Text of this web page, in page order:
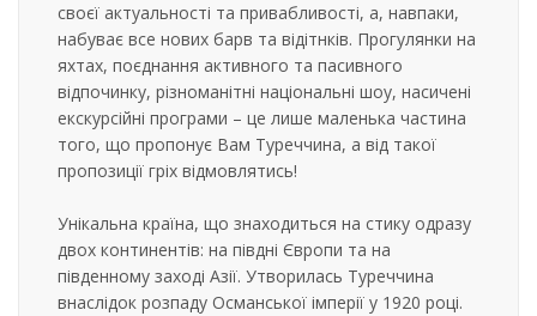
своєї актуальності та привабливості, а, навпаки,
набуває все нових барв та відітнків. Прогулянки на
яхтах, поєднання активного та пасивного
відпочинку, різноманітні національні шоу, насичені
екскурсійні програми – це лише маленька частина
того, що пропонує Вам Туреччина, а від такої
пропозиції гріх відмовлятись!
Унікальна країна, що знаходиться на стику одразу
двох континентів: на півдні Європи та на
південному заході Азії. Утворилась Туреччина
внаслідок розпаду Османської імперії у 1920 році.